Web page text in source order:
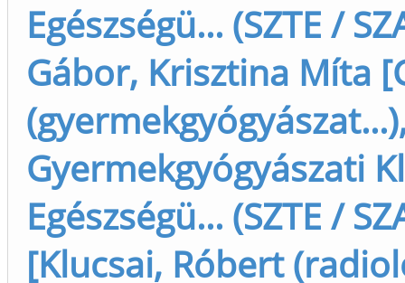
Egészségü... (SZTE /
Gábor, Krisztina Míta
Gyermekgyógyászati
Egészségü... (SZTE /
[Klucsai, Róbert